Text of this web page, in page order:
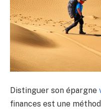
Distinguer son épargne
finances est une